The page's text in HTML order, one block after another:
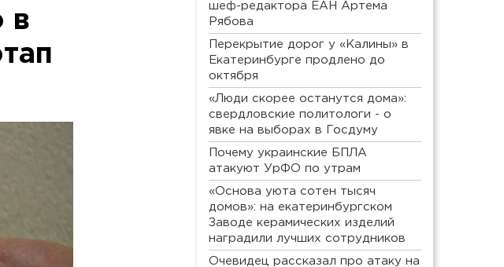
в
шеф-редактора ЕАН Артема
Рябова
Перекрытие дорог у «Калины» в
Екатеринбурге продлено до
октября
«Люди скорее останутся дома»:
свердловские политологи - о
явке на выборах в Госдуму
Почему украинские БПЛА
атакуют УрФО по утрам
«Основа уюта сотен тысяч
домов»: на екатеринбургском
Заводе керамических изделий
наградили лучших сотрудников
Очевидец рассказал про атаку на